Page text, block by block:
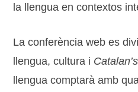
la llengua en contextos
La conferència web es
llengua, cultura i
llengua comptarà amb